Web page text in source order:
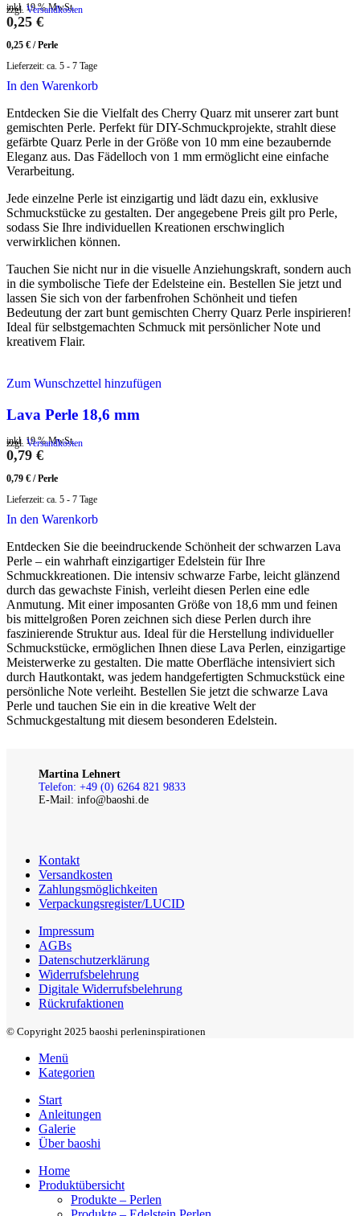
inkl. 19 % MwSt.
zzgl. Versandkosten
0,25 €
0,25 € /Perle
Lieferzeit: ca. 5 - 7 Tage
In den Warenkorb
Entdecken Sie die Vielfalt des Cherry Quarz mit unserer zart bunt
gemischten Perle. Perfekt für DIY-Schmuckprojekte, strahlt diese
gefärbte Quarz Perle in der Größe von 10 mm eine bezaubernde
Eleganz aus. Das Fädelloch von 1 mm ermöglicht eine einfache
Verarbeitung.
Jede einzelne Perle ist einzigartig und lädt dazu ein, exklusive
Schmuckstücke zu gestalten. Der angegebene Preis gilt pro Perle,
sodass Sie Ihre individuellen Kreationen erschwinglich
verwirklichen können.
Tauchen Sie nicht nur in die visuelle Anziehungskraft, sondern auch
in die symbolische Tiefe der Edelsteine ein. Bestellen Sie jetzt und
lassen Sie sich von der farbenfrohen Schönheit und tiefen
Bedeutung der zart bunt gemischten Cherry Quarz Perle inspirieren!
Ideal für selbstgemachten Schmuck mit persönlicher Note und
kreativem Flair.
Zum Wunschzettel hinzufügen
Lava Perle 18,6 mm
inkl. 19 % MwSt.
zzgl. Versandkosten
0,79 €
0,79 € /Perle
Lieferzeit: ca. 5 - 7 Tage
In den Warenkorb
Entdecken Sie die beeindruckende Schönheit der schwarzen Lava
Perle – ein wahrhaft einzigartiger Edelstein für Ihre
Schmuckkreationen. Die intensiv schwarze Farbe, leicht glänzend
durch das gewachste Finish, verleiht diesen Perlen eine edle
Anmutung. Mit einer imposanten Größe von 18,6 mm und feinen
bis mittelgroßen Poren zeichnen sich diese Perlen durch ihre
faszinierende Struktur aus. Ideal für die Herstellung individueller
Schmuckstücke, ermöglichen Ihnen diese Lava Perlen, einzigartige
Meisterwerke zu gestalten. Die matte Oberfläche intensiviert sich
durch Hautkontakt, was jedem handgefertigten Schmuckstück eine
persönliche Note verleiht. Bestellen Sie jetzt die schwarze Lava
Perle und tauchen Sie ein in die kreative Welt der
Schmuckgestaltung mit diesem besonderen Edelstein.
Martina Lehnert
Telefon: +49 (0) 6264 821 9833
E-Mail: info@baoshi.de
Kontakt
Versandkosten
Zahlungsmöglichkeiten
Verpackungsregister/LUCID
Impressum
AGBs
Datenschutzerklärung
Widerrufsbelehrung
Digitale Widerrufsbelehrung
Rückrufaktionen
© Copyright 2025 baoshi perleninspirationen
Menü
Kategorien
Start
Anleitungen
Galerie
Über baoshi
Home
Produktübersicht
Produkte – Perlen